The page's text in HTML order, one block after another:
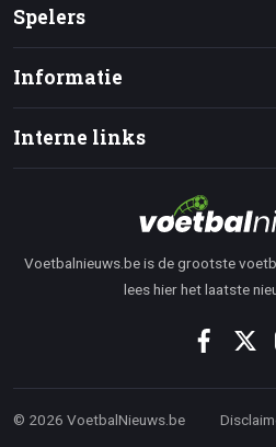
Spelers
Informatie
Interne links
Voetbalnieuws.be is de grootste
lees hier het laatste
© 2026 VoetbalNieuws.be